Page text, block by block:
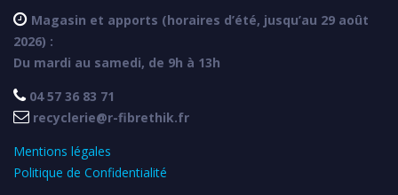
 Magasin et apports (horaires d’été, jusqu’au 29 août
2026) :
Du mardi au samedi, de 9h à 13h
 04 57 36 83 71
 recyclerie@r-fibrethik.fr
Mentions légales
Politique de Confidentialité